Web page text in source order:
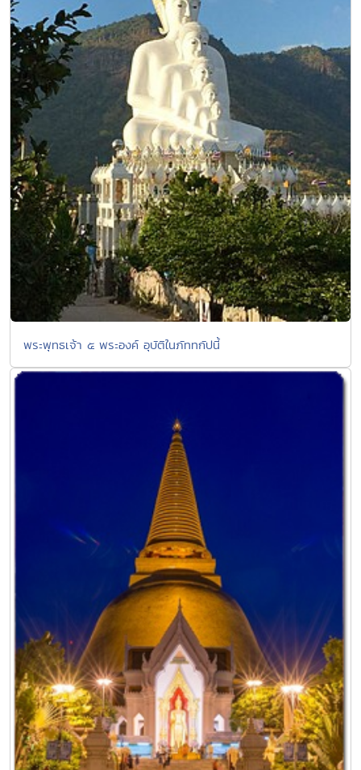
พระพุทธเจ้า ๕ พระองค์ อุบัติในภัททกัปนี้